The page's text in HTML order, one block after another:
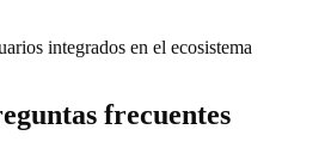
integrados en el ecosistema
frecuentes